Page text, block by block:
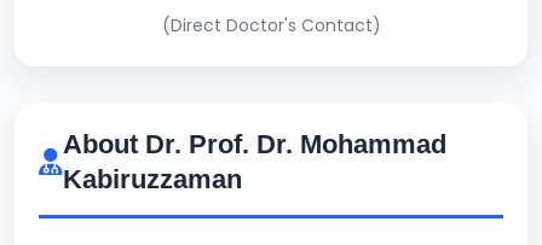
(Direct Doctor's Contact)
About Dr. Prof. Dr. Mohammad
Kabiruzzaman